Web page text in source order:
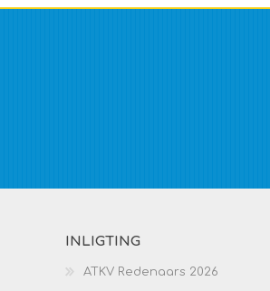
INLIGTING
ATKV Redenaars 2026